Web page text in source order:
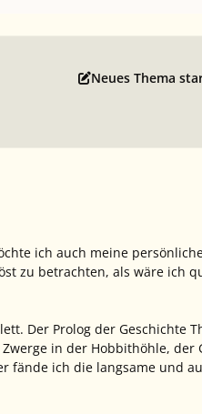
Neues Thema
ich auch meine
zu betrachten, als wäre ich
Der Prolog der Geschichte
in der Hobbithöhle, der
fände ich die langsame und